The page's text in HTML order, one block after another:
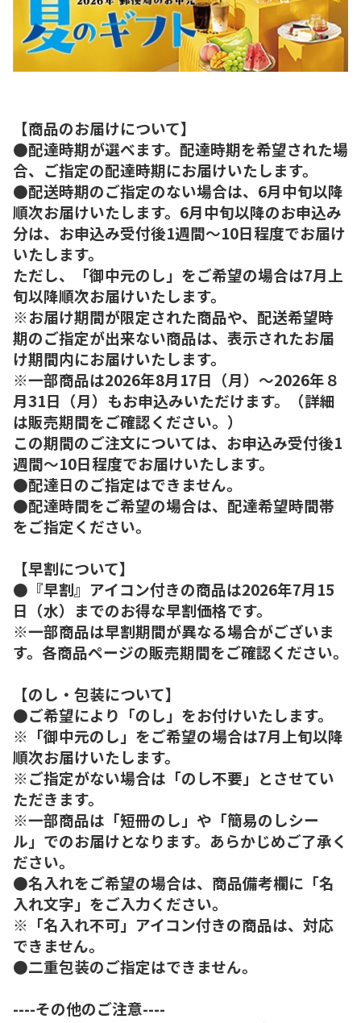
【商品のお届けについて】
●配達時期が選べます。配達時期を希望された場
合、ご指定の配達時期にお届けいたします。
●配送時期のご指定のない場合は、6月中旬以降
順次お届けいたします。6月中旬以降のお申込み
分は、お申込み受付後1週間～10日程度でお届け
いたします。
ただし、「御中元のし」をご希望の場合は7月上
旬以降順次お届けいたします。
※お届け期間が限定された商品や、配送希望時
期のご指定が出来ない商品は、表示されたお届
け期間内にお届けいたします。
※一部商品は2026年8月17日（月）～2026年８
月31日（月）もお申込みいただけます。（詳細
は販売期間をご確認ください。）
この期間のご注文については、お申込み受付後1
週間～10日程度でお届けいたします。
●配達日のご指定はできません。
●配達時間をご希望の場合は、配達希望時間帯
をご指定ください。
【早割について】
●『早割』アイコン付きの商品は2026年7月15
日（水）までのお得な早割価格です。
※一部商品は早割期間が異なる場合がございま
す。各商品ページの販売期間をご確認ください。
【のし・包装について】
●ご希望により「のし」をお付けいたします。
※「御中元のし」をご希望の場合は7月上旬以降
順次お届けいたします。
※ご指定がない場合は「のし不要」とさせてい
ただきます。
※一部商品は「短冊のし」や「簡易のしシー
ル」でのお届けとなります。あらかじめご了承く
ださい。
●名入れをご希望の場合は、商品備考欄に「名
入れ文字」をご入力ください。
※「名入れ不可」アイコン付きの商品は、対応
できません。
●二重包装のご指定はできません。
----その他のご注意----